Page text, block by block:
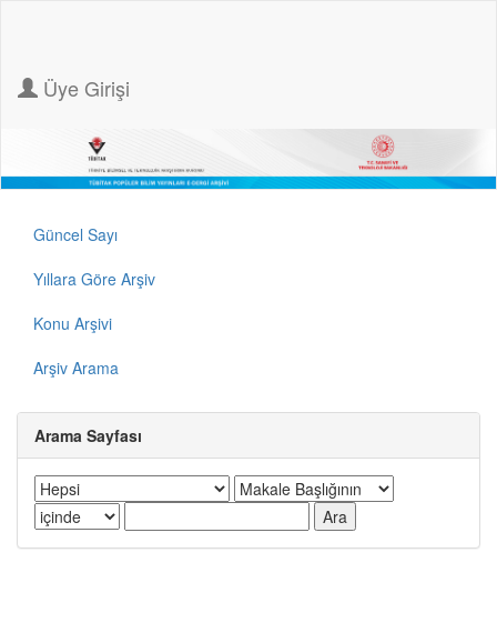
Üye Girişi
Güncel Sayı
Yıllara Göre Arşiv
Konu Arşivi
Arşiv Arama
Arama Sayfası